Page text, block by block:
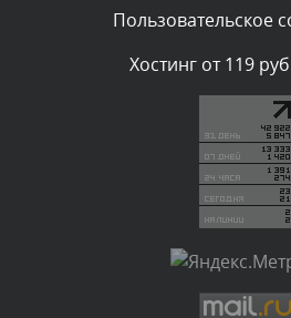
Комментарий проверяется
Текст комментария будет виден
Комментарий проверяется
Текст комментария будет виден
администратором.
Пользовательское
Хостинг от 119